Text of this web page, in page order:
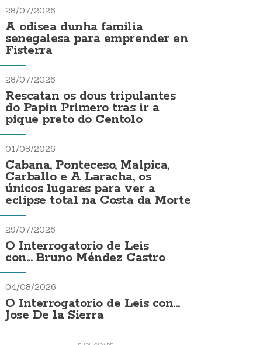
28/07/2026
A odisea dunha familia
senegalesa para emprender en
Fisterra
28/07/2026
Rescatan os dous tripulantes
do Papin Primero tras ir a
pique preto do Centolo
01/08/2026
Cabana, Ponteceso, Malpica,
Carballo e A Laracha, os
únicos lugares para ver a
eclipse total na Costa da Morte
29/07/2026
O Interrogatorio de Leis
con... Bruno Méndez Castro
04/08/2026
O Interrogatorio de Leis con...
Jose De la Sierra